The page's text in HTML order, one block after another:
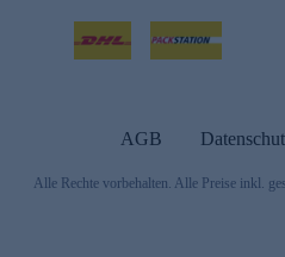
AGB
Alle Rechte vorbehalten. Alle Preise inkl.